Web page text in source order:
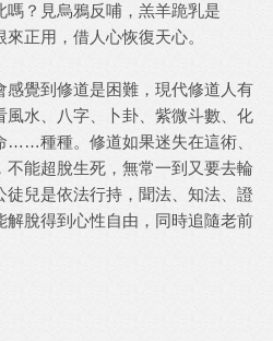
嗎？見烏鴉反哺，羔羊跪乳是
來正用，借人心恢復天心。
感覺到修道是困難，現代修道人有
風水、八字、卜卦、紫微斗數、化
……種種。修道如果迷失在這術、
不能超脫生死，無常一到又要去輪
徒兒是依法行持，聞法、知法、證
解脫得到心性自由，同時追隨老前